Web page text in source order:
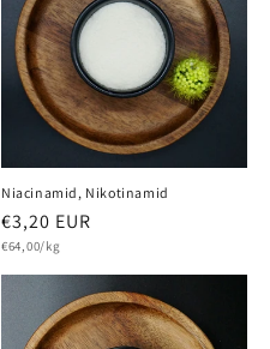
Niacinamid, Nikotinamid
Normaler
Preis
€3,20 EUR
Grundpreis
€64,00/kg